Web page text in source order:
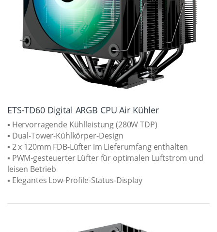
ETS-TD60 Digital ARGB CPU Air Kühler
▪ Hervorragende Kühlleistung (280W TDP)
▪ Dual-Tower-Kühlkörper-Design
▪ 2 x 120mm FDB-Lüfter im Lieferumfang enthalten
▪ PWM-gesteuerter Lüfter für optimalen Luftstrom und
leisen Betrieb
▪ Elegantes Low-Profile-Status-Display